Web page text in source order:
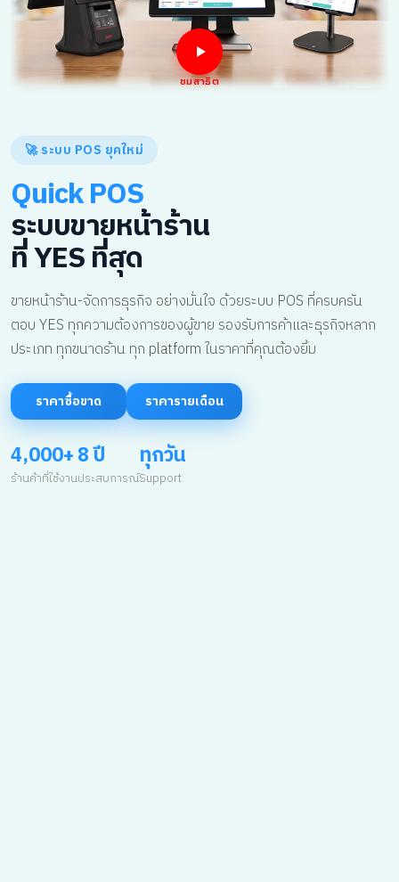
ชมสาธิต
🚀 ระบบ POS ยุคใหม่
Quick POS
ระบบขายหน้าร้าน
ที่ YES ที่สุด
ขายหน้าร้าน-จัดการธุรกิจ อย่างมั่นใจ ด้วยระบบ POS ที่ครบครัน
ตอบ YES ทุกความต้องการของผู้ขาย รองรับการค้าและธุรกิจหลาก
ประเภท ทุกขนาดร้าน ทุก platform ในราคาที่คุณต้องยิ้ม
ราคาซื้อขาด ราคารายเดือน
4,000+
ร้านค้าที่ใช้งาน
8 ปี
ประสบการณ์
ทุกวัน
Support